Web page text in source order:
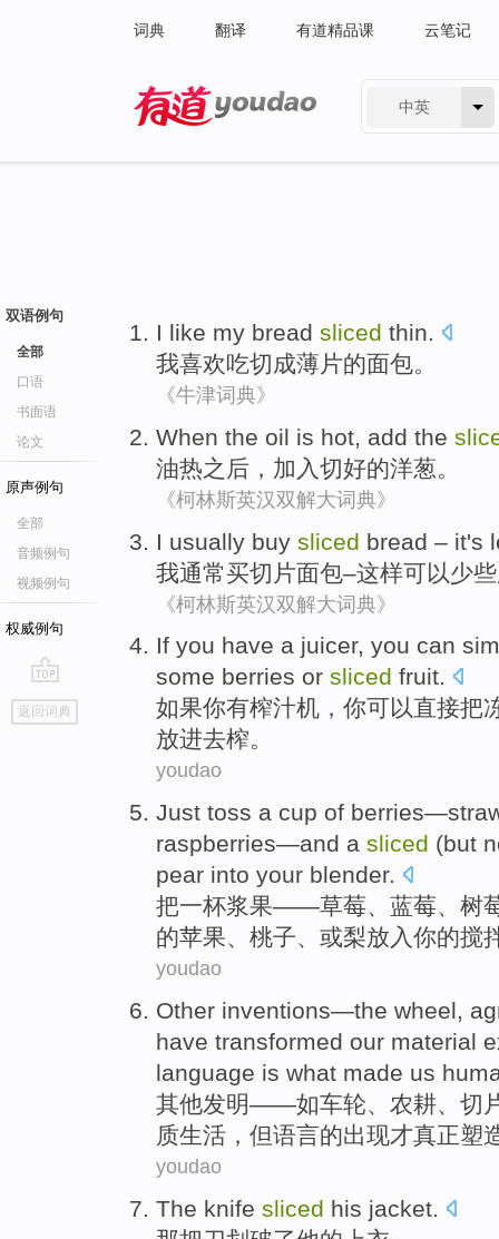
词典 翻译 有道精品课 云笔记
中英
双语例句
全部
口语
书面语
论文
原声例句
全部
音频例句
视频例句
权威例句
go
top
返回词典
I like my bread sliced thin.
我喜欢吃切成薄片的面包。
《牛津词典》
When the oil is hot, add the
油热之后 ， 加入切好的洋葱。
《柯林斯英汉双解大词典》
I usually buy sliced bread – it's
我通常买切片面包–这样可以少些
《柯林斯英汉双解大词典》
If you have a juicer, you can
some berries or sliced fruit.
如果你有榨汁机，你可以直接把
放进去榨。
youdao
Just toss a cup of berries—
raspberries—and a sliced (but
pear into your blender.
把一杯浆果——草莓、蓝莓、树
的苹果、 桃子、 或梨放入你的搅
youdao
Other inventions—the wheel,
have transformed our material
language is what made us
其他发明——如车轮、 农耕、 切
质生活 ， 但语言的出现才真正塑
youdao
The knife sliced his jacket.